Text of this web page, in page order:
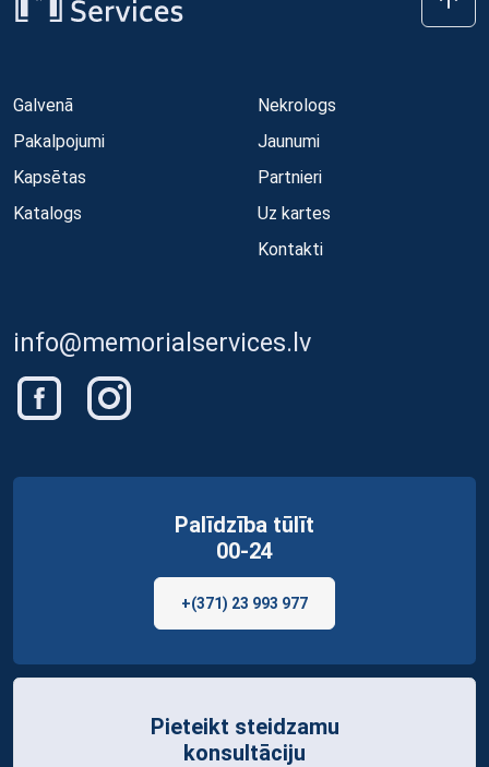
Galvenā
Pakalpojumi
Kapsētas
Katalogs
Nekrologs
Jaunumi
Partnieri
Uz kartes
Kontakti
info@memorialservices.lv
Palīdzība tūlīt
00-24
+(371) 23 993 977
Pieteikt steidzamu
konsultāciju